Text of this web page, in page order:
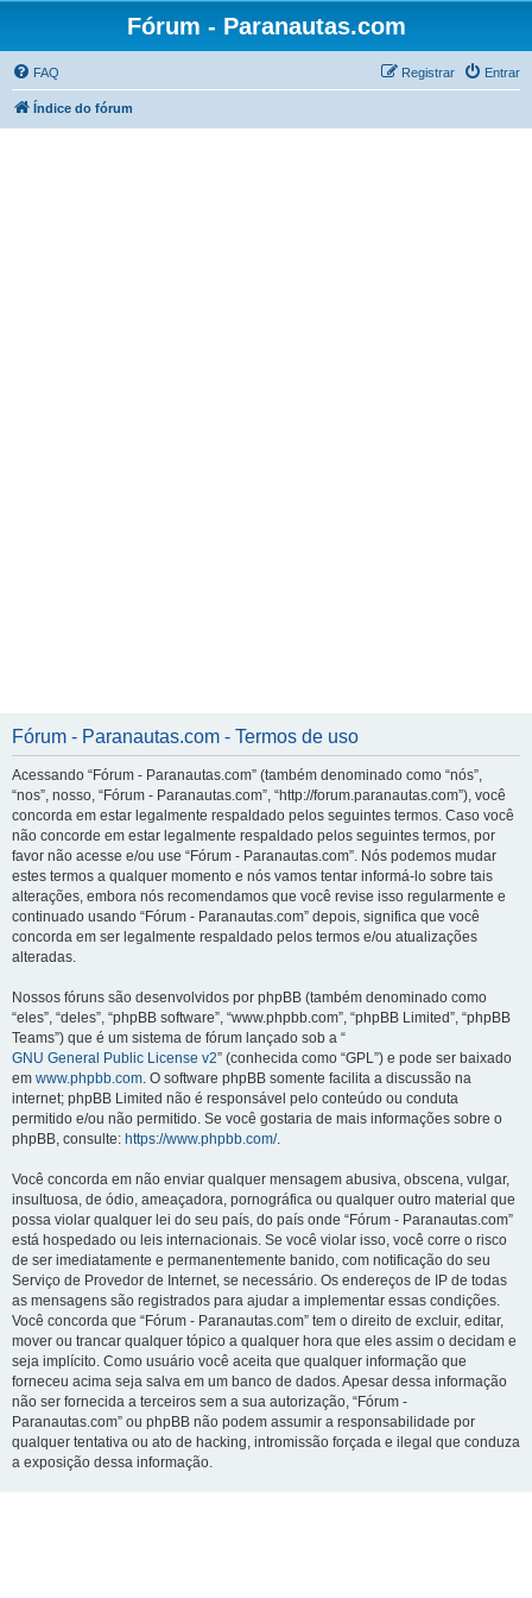
Fórum - Paranautas.com
FAQ Entrar
Registrar
Índice do fórum
Fórum - Paranautas.com - Termos de uso
Acessando “Fórum - Paranautas.com” (também denominado como “nós”,
“nos”, nosso, “Fórum - Paranautas.com”, “http://forum.paranautas.com”), você
concorda em estar legalmente respaldado pelos seguintes termos. Caso você
não concorde em estar legalmente respaldado pelos seguintes termos, por
favor não acesse e/ou use “Fórum - Paranautas.com”. Nós podemos mudar
estes termos a qualquer momento e nós vamos tentar informá-lo sobre tais
alterações, embora nós recomendamos que você revise isso regularmente e
continuado usando “Fórum - Paranautas.com” depois, significa que você
concorda em ser legalmente respaldado pelos termos e/ou atualizações
alteradas.
Nossos fóruns são desenvolvidos por phpBB (também denominado como
“eles”, “deles”, “phpBB software”, “www.phpbb.com”, “phpBB Limited”, “phpBB
Teams”) que é um sistema de fórum lançado sob a “
GNU General Public License v2” (conhecida como “GPL”) e pode ser baixado
em www.phpbb.com. O software phpBB somente facilita a discussão na
internet; phpBB Limited não é responsável pelo conteúdo ou conduta
permitido e/ou não permitido. Se você gostaria de mais informações sobre o
phpBB, consulte: https://www.phpbb.com/.
Você concorda em não enviar qualquer mensagem abusiva, obscena, vulgar,
insultuosa, de ódio, ameaçadora, pornográfica ou qualquer outro material que
possa violar qualquer lei do seu país, do país onde “Fórum - Paranautas.com”
está hospedado ou leis internacionais. Se você violar isso, você corre o risco
de ser imediatamente e permanentemente banido, com notificação do seu
Serviço de Provedor de Internet, se necessário. Os endereços de IP de todas
as mensagens são registrados para ajudar a implementar essas condições.
Você concorda que “Fórum - Paranautas.com” tem o direito de excluir, editar,
mover ou trancar qualquer tópico a qualquer hora que eles assim o decidam e
seja implícito. Como usuário você aceita que qualquer informação que
forneceu acima seja salva em um banco de dados. Apesar dessa informação
não ser fornecida a terceiros sem a sua autorização, “Fórum -
Paranautas.com” ou phpBB não podem assumir a responsabilidade por
qualquer tentativa ou ato de hacking, intromissão forçada e ilegal que conduza
a exposição dessa informação.